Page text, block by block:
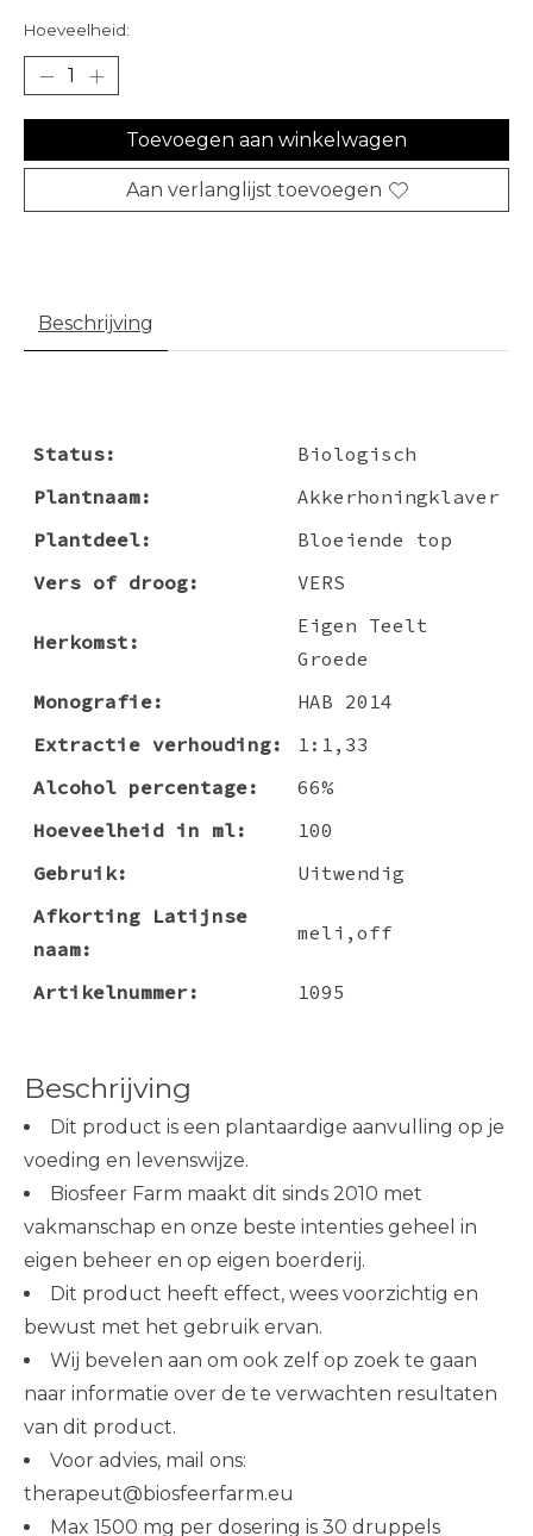
Hoeveelheid:
Toevoegen aan winkelwagen
Aan verlanglijst toevoegen
Beschrijving
Status:
Biologisch
Plantnaam:
Akkerhoningklaver
Plantdeel:
Bloeiende top
Vers of droog:
VERS
Herkomst:
Eigen Teelt
Groede
Monografie:
HAB 2014
Extractie verhouding:
1:1,33
Alcohol percentage:
66%
Hoeveelheid in ml:
100
Gebruik:
Uitwendig
Afkorting Latijnse
naam:
meli,off
Artikelnummer: 1095
Beschrijving
Dit product is een plantaardige aanvulling op je
voeding en levenswijze.
Biosfeer Farm maakt dit sinds 2010 met
vakmanschap en onze beste intenties geheel in
eigen beheer en op eigen boerderij.
Dit product heeft effect, wees voorzichtig en
bewust met het gebruik ervan.
Wij bevelen aan om ook zelf op zoek te gaan
naar informatie over de te verwachten resultaten
van dit product.
Voor advies, mail ons:
therapeut@biosfeerfarm.eu
Max 1500 mg per dosering is 30 druppels